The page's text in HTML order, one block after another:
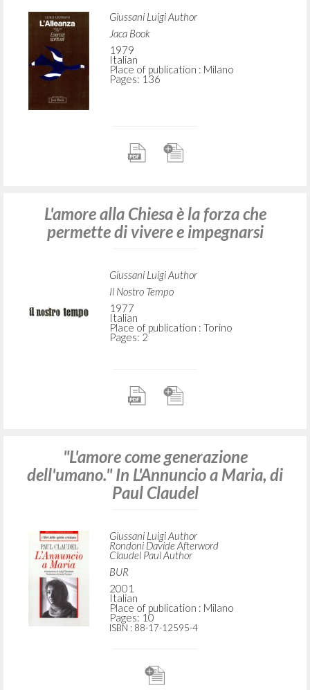
Giussani Luigi Author
Jaca Book
1979
Italian
Place of publication : Milano
Pages: 136
L'amore alla Chiesa è la forza che
permette di vivere e impegnarsi
Giussani Luigi Author
Il Nostro Tempo
1977
Italian
Place of publication : Torino
Pages: 2
"L'amore come generazione
dell'umano." In L'Annuncio a Maria, di
Paul Claudel
Giussani Luigi Author
Rondoni Davide Afterword
Claudel Paul Author
BUR
2001
Italian
Place of publication : Milano
Pages: 10
ISBN : 88-17-12595-4